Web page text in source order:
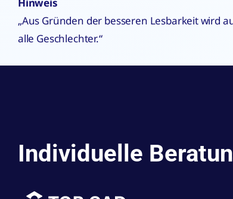
Hinweis
„Aus Gründen der besseren Lesbarkeit wird
alle Geschlechter.“
Individuelle